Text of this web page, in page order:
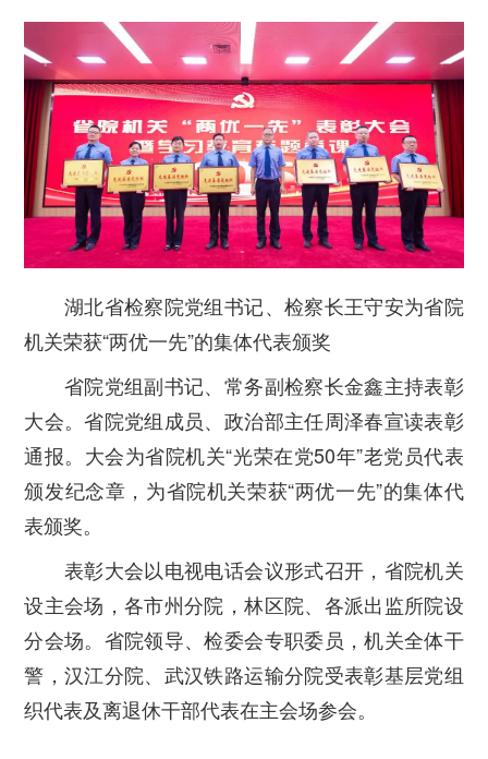
湖北省检察院党组书记、检察长王守安为省院
机关荣获“两优一先”的集体代表颁奖
省院党组副书记、常务副检察长金鑫主持表彰
大会。省院党组成员、政治部主任周泽春宣读表彰
通报。大会为省院机关“光荣在党50年”老党员代表
颁发纪念章，为省院机关荣获“两优一先”的集体代
表颁奖。
表彰大会以电视电话会议形式召开，省院机关
设主会场，各市州分院，林区院、各派出监所院设
分会场。省院领导、检委会专职委员，机关全体干
警，汉江分院、武汉铁路运输分院受表彰基层党组
织代表及离退休干部代表在主会场参会。